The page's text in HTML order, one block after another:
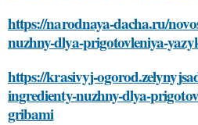
https://narodnaya-dacha.ru/
nuzhny-dlya-prigotovleniya-
https://krasivyj-
ingredienty-nuzhny-dlya-
gribami